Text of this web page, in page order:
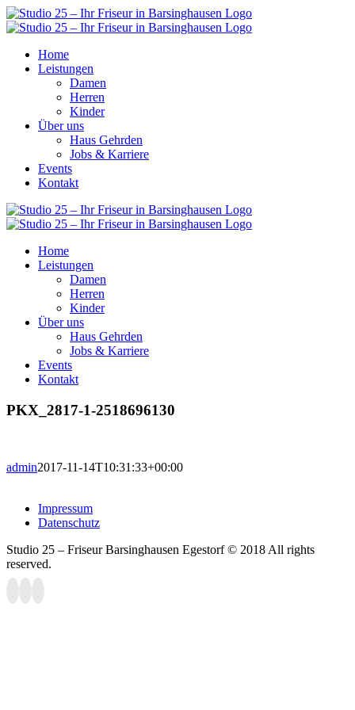
Home
Leistungen
Damen
Herren
Kinder
Über uns
Haus Gehrden
Jobs & Karriere
Events
Kontakt
Home
Leistungen
Damen
Herren
Kinder
Über uns
Haus Gehrden
Jobs & Karriere
Events
Kontakt
PKX_2817-1-2518696130
admin2017-11-14T10:31:33+00:00
Impressum
Datenschutz
Studio 25 – Friseur Barsinghausen Egestorf © 2018 All rights
reserved.